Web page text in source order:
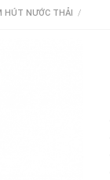
HÚT NƯỚC THẢI /